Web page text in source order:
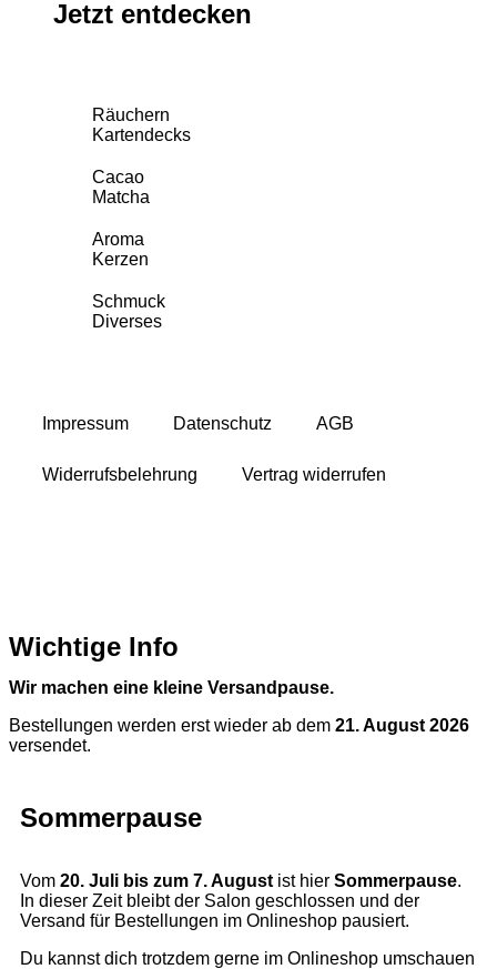
Jetzt entdecken
Räuchern
Kartendecks
Cacao
Matcha
Aroma
Kerzen
Schmuck
Diverses
Impressum Datenschutz AGB
Widerrufsbelehrung Vertrag widerrufen
Wichtige Info
Wir machen eine kleine Versandpause.
Bestellungen werden erst wieder ab dem 21. August 2026
versendet.
Sommerpause
Vom 20. Juli bis zum 7. August ist hier Sommerpause.
In dieser Zeit bleibt der Salon geschlossen und der
Versand für Bestellungen im Onlineshop pausiert.
Du kannst dich trotzdem gerne im Onlineshop umschauen